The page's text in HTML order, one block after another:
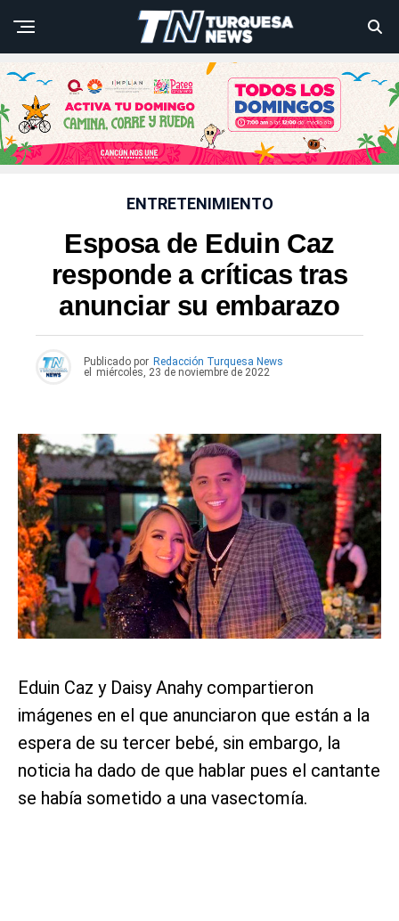
ENTRETENIMIENTO
Esposa de Eduin Caz
responde a críticas tras
anunciar su embarazo
Publicado por Redacción Turquesa News
el
miércoles, 23 de noviembre de 2022
Eduin Caz y Daisy Anahy compartieron
imágenes en el que anunciaron que están a la
espera de su tercer bebé, sin embargo, la
noticia ha dado de que hablar pues el cantante
se había sometido a una vasectomía.